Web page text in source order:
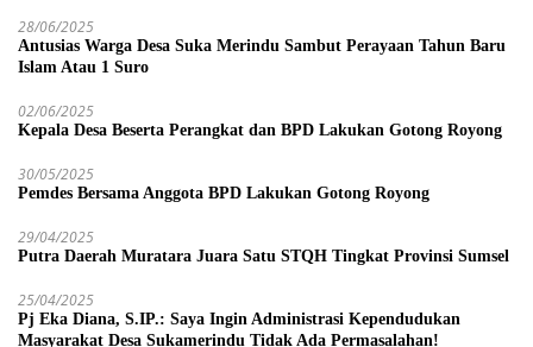
28/06/2025
Antusias Warga Desa Suka Merindu Sambut Perayaan Tahun Baru
Islam Atau 1 Suro
02/06/2025
Kepala Desa Beserta Perangkat dan BPD Lakukan Gotong Royong
30/05/2025
Pemdes Bersama Anggota BPD Lakukan Gotong Royong
29/04/2025
Putra Daerah Muratara Juara Satu STQH Tingkat Provinsi Sumsel
25/04/2025
Pj Eka Diana, S.IP.: Saya Ingin Administrasi Kependudukan
Masyarakat Desa Sukamerindu Tidak Ada Permasalahan!